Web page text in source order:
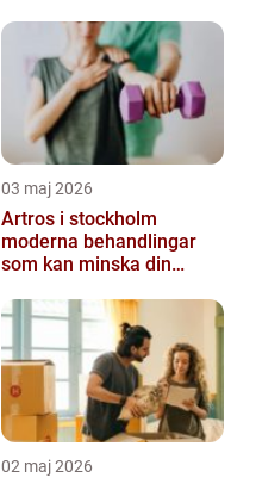
03 maj 2026
Artros i stockholm
moderna behandlingar
som kan minska din
02 maj 2026